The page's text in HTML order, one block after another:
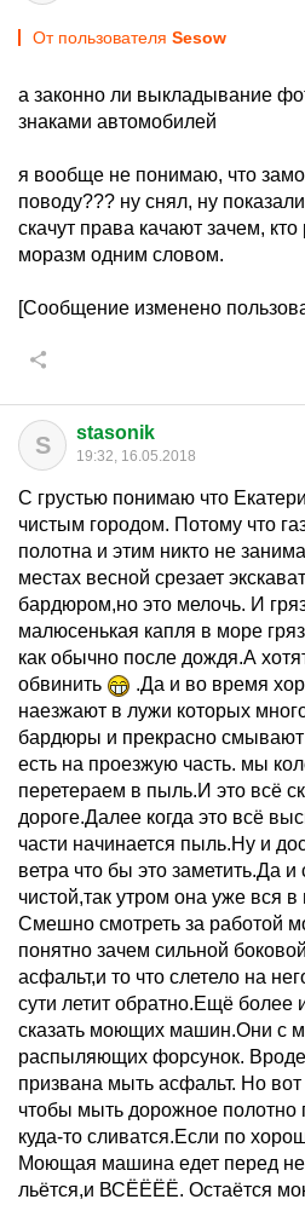
От пользователя Sesow
а законно ли выкладывание
знаками автомобилей
я вообще не понимаю, что
поводу??? ну снял, ну
скачут права качают зачем,
моразм одним словом.
[Сообщение изменено
S stasonik
19:32, 16.05.2018
С грустью понимаю что
чистым городом. Потому что
полотна и этим никто не
местах весной срезает
бардюром,но это мелочь. И
малюсенькая капля в море
как обычно после дождя.А
обвинить
.Да и во время
наезжают в лужи которых
бардюры и прекрасно
есть на проезжую часть. мы
перетераем в пыль.И это всё
дороге.Далее когда это всё
части начинается пыль.Ну и
ветра что бы это заметить.Да
чистой,так утром она уже вся
Смешно смотреть за работой
понятно зачем сильной
асфальт,и то что слетело на
сути летит обратно.Ещё более
сказать моющих машин.Они с
распыляющих форсунок. Вроде
призвана мыть асфальт. Но вот
чтобы мыть дорожное полотно
куда-то сливатся.Если по
Моющая машина едет перед
льётся,и ВСЁЁЁЁ. Остаётся